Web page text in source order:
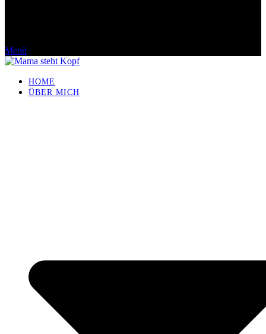
Menü
HOME
ÜBER MICH